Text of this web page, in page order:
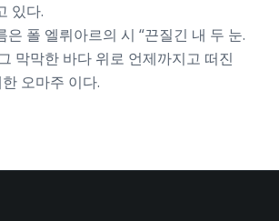
있다.
은 폴 엘뤼아르의 시 “끈질긴 내 두 눈.
막막한 바다 위로 언제까지고 떠진
오마주 이다.